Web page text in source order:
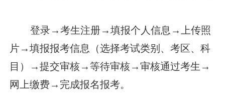
登录→考生注册→填报个人信息→上传照
片→填报报考信息（选择考试类别、考区、科
目）→提交审核→等待审核→审核通过考生→
网上缴费→完成报名报考。